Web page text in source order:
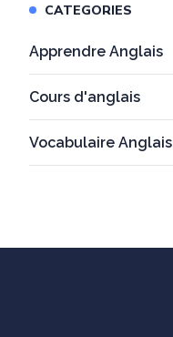
CATEGORIES
Apprendre Anglais
Cours d'anglais
Vocabulaire Anglais